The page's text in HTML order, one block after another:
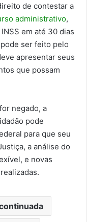
de contestar a
administrativo,
em até 30 dias
ser feito pelo
apresentar seus
que possam
negado, a
pode
para que seu
a análise do
e novas